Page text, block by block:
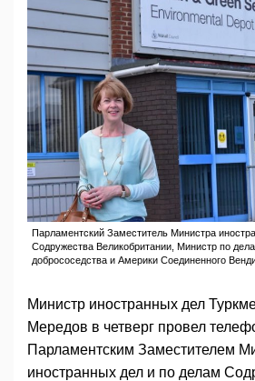
Парламентский Заместитель Министра
Содружества Великобритании, Министр по
добрососедства и Америки Соединенного
Министр иностранных дел
Мередов в четверг провел
Парламентским Заместителем
иностранных дел и по делам